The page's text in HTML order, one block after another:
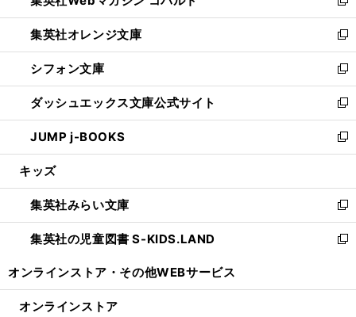
開
く
ウ
で
開
く
ン
ド
ウ
で
開
く
新
し
い
ウ
ィ
ン
ド
ウ
で
開
集英社オレンジ文庫
新
し
い
ウ
ィ
ン
ド
ウ
開
く
シフォン文庫
新
し
い
ウ
ィ
ン
ウ
で
開
く
ダッシュエックス文庫公式サイト
新
し
い
ウ
ン
ド
ウ
で
JUMP j-BOOKS
新
し
ウ
ィ
ン
ド
開
キッズ
集英社みらい文庫
新
し
い
ン
集英社の児童図書 S-KIDS.LAND
新
ウ
オンラインストア・ その他WEBサービス
オンラインストア